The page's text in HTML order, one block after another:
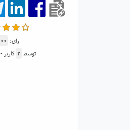
رای:
توسط ۲ کاربر -